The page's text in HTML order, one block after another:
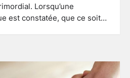
Lorsqu’une
est constatée, que ce soit…